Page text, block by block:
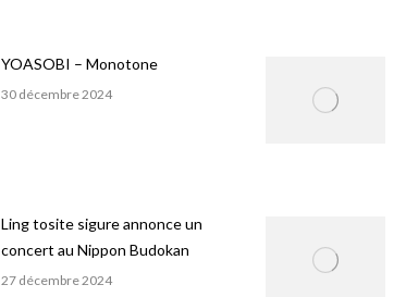
YOASOBI – Monotone
30 décembre 2024
Ling tosite sigure annonce un
concert au Nippon Budokan
27 décembre 2024